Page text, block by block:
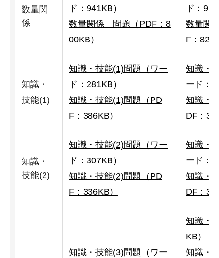
数量関
係
ド：941KB）
数量関係 問題（PDF：8
00KB）
ド：
数量関
F：
知識・
技能(1)
知識・技能(1)問題（ワー
ド：281KB）
知識・技能(1)問題（PD
F：386KB）
知識・
ード：
知識・
DF：
知識・
技能(2)
知識・技能(2)問題（ワー
ド：307KB）
知識・技能(2)問題（PD
F：336KB）
知識・
ード：
知識・
DF：
知識・技能(3)問題（ワー
知識・
KB）
知識・